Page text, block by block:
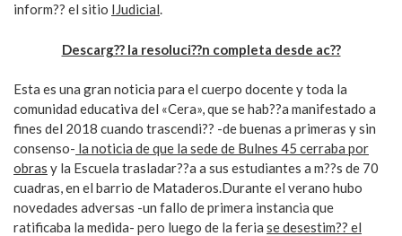
inform?? el sitio IJudicial.
Descarg?? la resoluci??n completa desde ac??
Esta es una gran noticia para el cuerpo docente y toda la
comunidad educativa del «Cera», que se hab??a manifestado a
fines del 2018 cuando trascendi?? -de buenas a primeras y sin
consenso- la noticia de que la sede de Bulnes 45 cerraba por
obras y la Escuela trasladar??a a sus estudiantes a m??s de 70
cuadras, en el barrio de Mataderos.Durante el verano hubo
novedades adversas -un fallo de primera instancia que
ratificaba la medida- pero luego de la feria se desestim?? el